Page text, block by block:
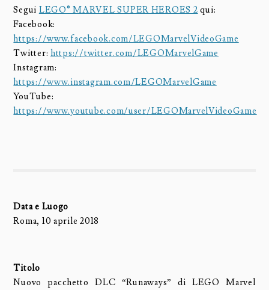
Segui LEGO® MARVEL SUPER HEROES 2 qui:
Facebook:
https://www.facebook.com/LEGOMarvelVideoGame
Twitter:https://twitter.com/LEGOMarvelGame
Instagram:
https://www.instagram.com/LEGOMarvelGame
YouTube:
https://www.youtube.com/user/LEGOMarvelVideoGame
Data e Luogo
Roma, 10 aprile 2018
Titolo
Nuovo pacchetto DLC “Runaways” di LEGO Marvel